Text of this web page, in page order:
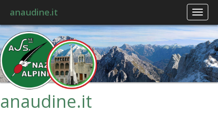
anaudine.it
anaudine.it